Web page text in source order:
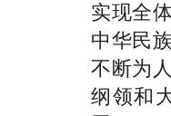
实现全
中华民
不断为
纲领和